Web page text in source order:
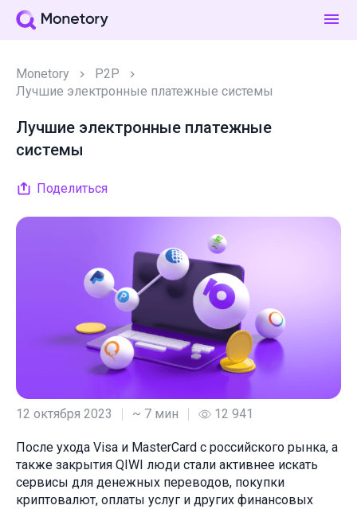
Monetory
P2P
Лучшие электронные платежные системы
Лучшие электронные платежные
системы
Поделиться
12 октября 2023 ~ 7 мин 12 941
После ухода Visa и MasterCard с российского рынка, а
также закрытия QIWI люди стали активнее искать
сервисы для денежных переводов, покупки
криптовалют, оплаты услуг и других финансовых